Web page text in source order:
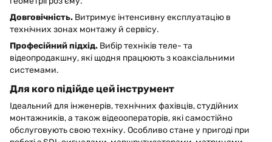
Довговічність. Витримує інтенсивну експлуатацію в
технічних зонах монтажу й сервісу.
Професійний підхід. Вибір техніків теле- та
відеопродакшну, які щодня працюють з коаксіальними
системами.
Для кого підійде цей інструмент
Ідеальний для інженерів, технічних фахівців, студійних
монтажників, а також відеооператорів, які самостійно
обслуговують свою техніку. Особливо стане у пригоді при